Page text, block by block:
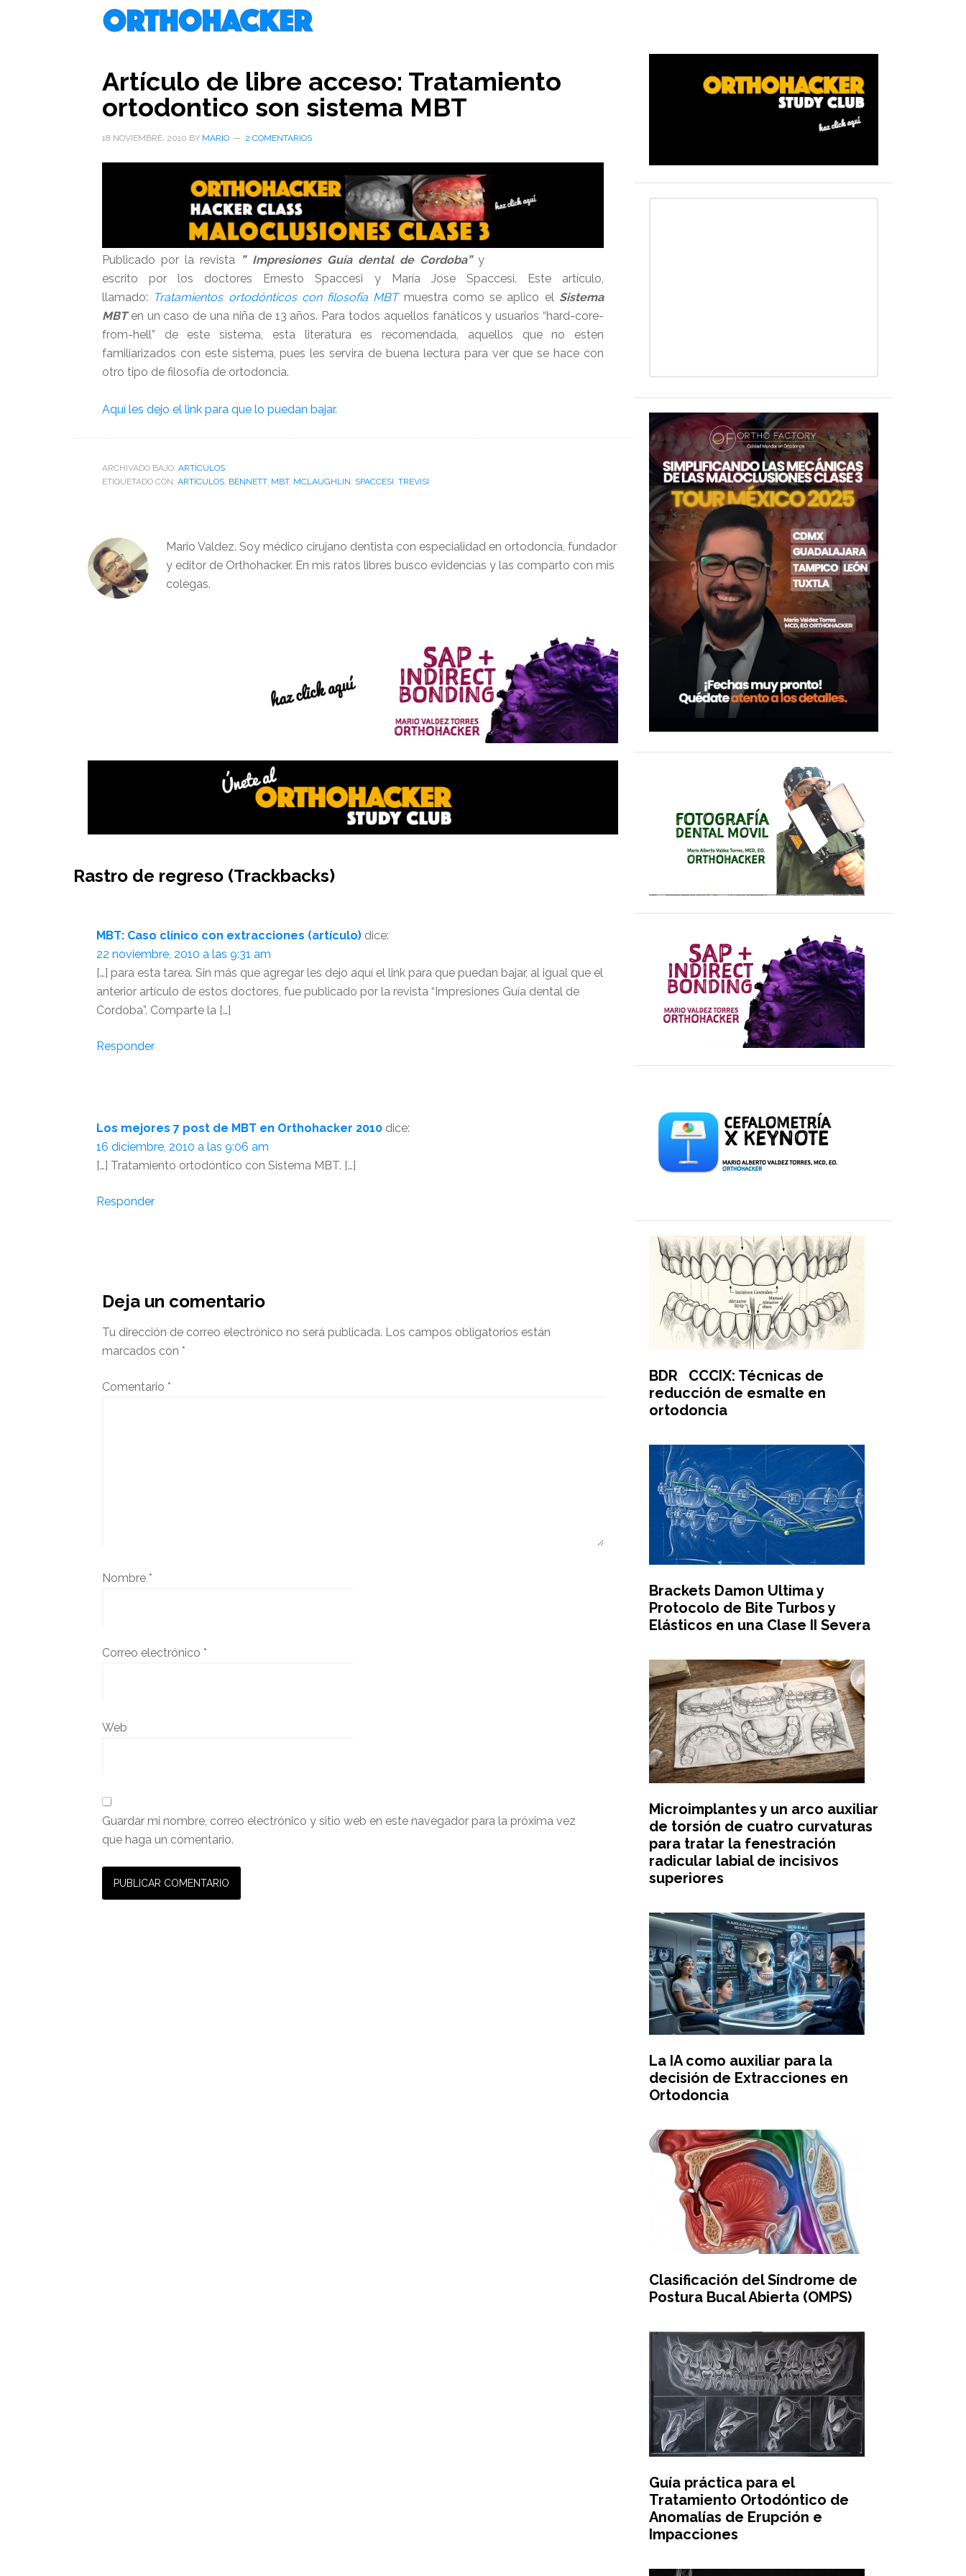
Artículo de libre acceso: Tratamiento
ortodontico son sistema MBT
18 NOVIEMBRE, 2010 BY MARIO 2 COMENTARIOS
Publicado por la revista ” Impresiones Guía dental de Cordoba”y
escrito por los doctores Ernesto Spaccesi y María Jose Spaccesi. Este artículo,
llamado: Tratamientos ortodónticos con filosofía MBT muestra como se aplico el Sistema
MBTen un caso de una niña de 13 años. Para todos aquellos fanáticos y usuarios “hard-core-
from-hell” de este sistema, esta literatura es recomendada, aquellos que no esten
familiarizados con este sistema, pues les servira de buena lectura para ver que se hace con
otro tipo de filosofía de ortodoncia.
Aquí les dejo el link para que lo puedan bajar.
ARCHIVADO BAJO: ARTÌCULOS
ETIQUETADO CON: ARTÍCULOS, BENNETT, MBT, MCLAUGHLIN, SPACCESI, TREVISI
Mario Valdez. Soy médico cirujano dentista con especialidad en ortodoncia, fundador
y editor de Orthohacker. En mis ratos libres busco evidencias y las comparto con mis
colegas.
Interacciones
lector
Rastro de regreso (Trackbacks)
MBT: Caso clínico con extracciones (artículo) dice:
22 noviembre, 2010 a las 9:31 am
[…] para esta tarea. Sin más que agregar les dejo aquí el link para que puedan bajar, al igual que el
anterior artículo de estos doctores, fue publicado por la revista “Impresiones Guía dental de
Cordoba”. Comparte la […]
Responder
Los mejores 7 post de MBT en Orthohacker 2010 dice:
16 diciembre, 2010 a las 9:06 am
[…] Tratamiento ortodóntico con Sistema MBT. […]
Responder
Deja un comentario
Tu dirección de correo electrónico no será publicada. Los campos obligatorios están
marcados con *
Comentario *
Nombre *
Correo electrónico *
Web
Guardar mi nombre, correo electrónico y sitio web en este navegador para la próxima vez
que haga un comentario.
Barra
primaria
BDR CCCIX: Técnicas de
reducción de esmalte en
ortodoncia
Brackets Damon Ultima y
Protocolo de Bite Turbos y
Elásticos en una Clase II Severa
Microimplantes y un arco auxiliar
de torsión de cuatro curvaturas
para tratar la fenestración
radicular labial de incisivos
superiores
La IA como auxiliar para la
decisión de Extracciones en
Ortodoncia
Clasificación del Síndrome de
Postura Bucal Abierta (OMPS)
Guía práctica para el
Tratamiento Ortodóntico de
Anomalías de Erupción e
Impacciones